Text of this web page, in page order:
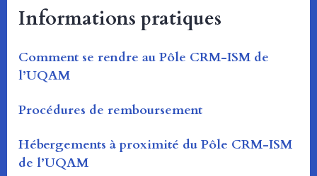
Informations pratiques
Comment se rendre au Pôle CRM-ISM de
l’UQAM
Procédures de remboursement
Hébergements à proximité du Pôle CRM-ISM
de l’UQAM